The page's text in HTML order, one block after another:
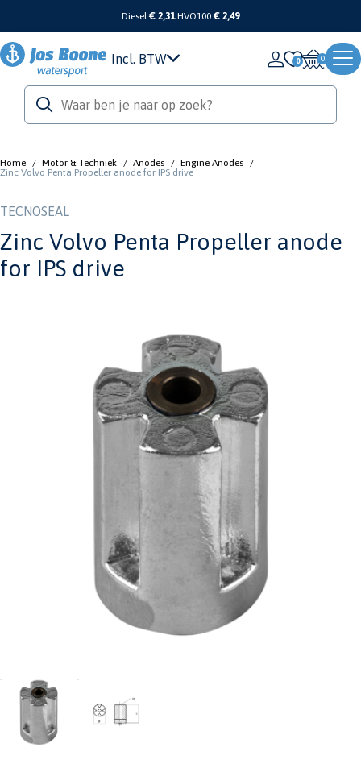
Diesel€ 2,31 HVO100 € 2,49
Incl. BTW 0
Home / Motor & Techniek / Anodes / Engine Anodes /
Zinc Volvo Penta Propeller anode for IPS drive
TECNOSEAL
Zinc Volvo Penta Propeller anode
for IPS drive